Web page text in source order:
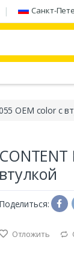
Санкт-
OEM color с
втулкой
Поделиться:
Отложить